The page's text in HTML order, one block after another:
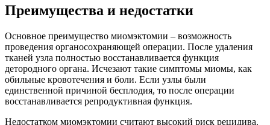
Преимущества и недостатки
Основное преимущество миомэктомии – возможность
проведения органосохраняющей операции. После удаления
тканей узла полностью восстанавливается функция
детородного органа. Исчезают такие симптомы миомы, как
обильные кровотечения и боли. Если узлы были
единственной причиной бесплодия, то после операции
восстанавливается репродуктивная функция.
Недостатком миомэктомии считают высокий риск рецидива.